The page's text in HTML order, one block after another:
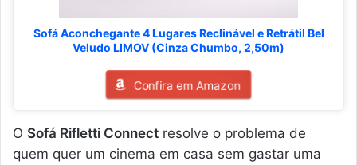
Sofá Aconchegante 4 Lugares Reclinável e Retrátil Bel
Veludo LIMOV (Cinza Chumbo, 2,50m)
Confira em Amazon
O Sofá Rifletti Connect resolve o problema de
quem quer um cinema em casa sem gastar uma